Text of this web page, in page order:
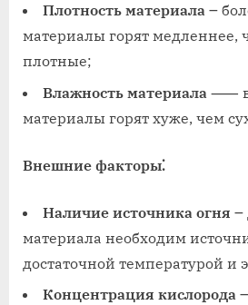
Плотность материала ౼
материалы горят медленнее,
плотные;
Влажность материала ⸺
материалы горят хуже, чем
Внешние факторы⁚
Наличие источника огня ౼
материала необходим
достаточной температурой и
Концентрация кислорода